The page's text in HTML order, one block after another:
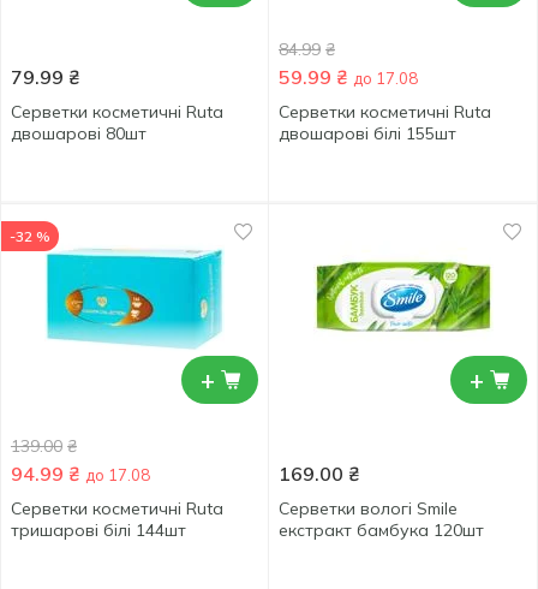
79.99 ₴
Серветки косметичні Ruta
двошарові 80шт
84.99 ₴
59.99 ₴ до 17.08
Серветки косметичні Ruta
двошарові білі 155шт
+
-32 %
139.00 ₴
94.99 ₴ до 17.08
Серветки косметичні Ruta
тришарові білі 144шт
+
169.00 ₴
Серветки вологі Smile
екстракт бамбука 120шт